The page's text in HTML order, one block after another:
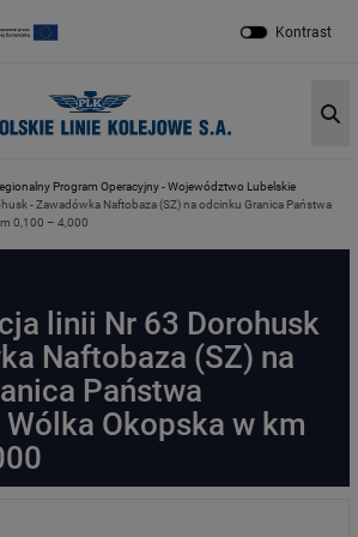
Kontrast
Program Operacyjny - Województwo Lubelskie
- Zawadówka Naftobaza (SZ) na odcinku Granica Państwa
0,100 – 4,000
linii Nr 63 Dorohusk
Naftobaza (SZ) na
Państwa
Okopska w km